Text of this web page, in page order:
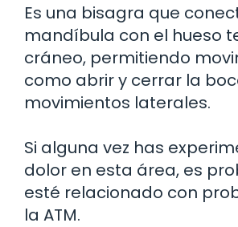
Es una bisagra que
mandíbula con el hueso
cráneo, permitiendo
como abrir y cerrar la
movimientos laterales.
Si alguna vez has
dolor en esta área, es
esté relacionado con
la ATM.